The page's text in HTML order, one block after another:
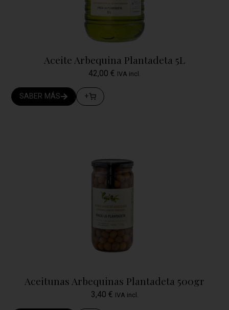
Aceite Arbequina Plantadeta 5L
42,00 € IVA incl.
SABER MÁS +
Aceitunas Arbequinas Plantadeta 500gr
3,40 € IVA incl.